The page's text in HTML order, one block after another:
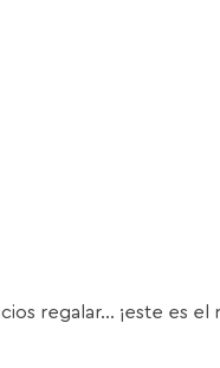
regalar... ¡este es